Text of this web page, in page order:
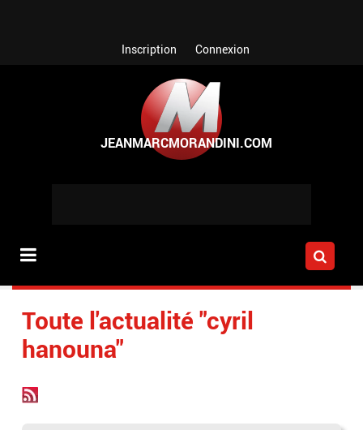
Inscription Connexion
Toute l'actualité "cyril
hanouna"